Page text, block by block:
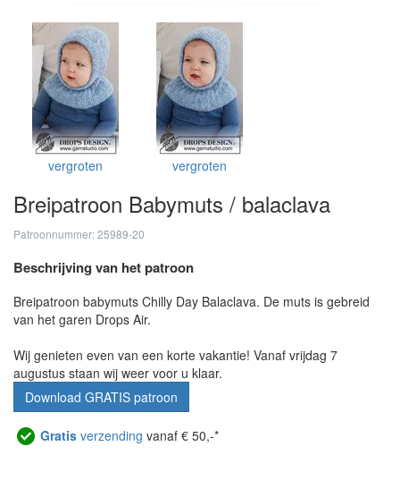
vergroten vergroten
Breipatroon Babymuts / balaclava
Patroonnummer: 25989-20
Beschrijving van het patroon
Breipatroon babymuts Chilly Day Balaclava. De muts is gebreid
van het garen Drops Air.
Wij genieten even van een korte vakantie! Vanaf vrijdag 7
augustus staan wij weer voor u klaar.
Download GRATIS patroon
Gratis verzending vanaf € 50,-*